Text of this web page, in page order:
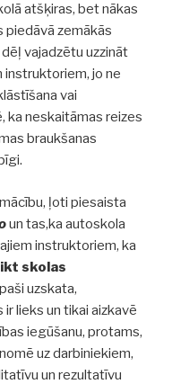
atšķiras, bet nākas
piedāvā zemākās
vajadzētu uzzināt
instruktoriem, jo ne
vai
ka neskaitāmas reizes
braukšanas
ļoti piesaista
un tas,ka autoskola
instruktoriem, ka
skolas
uzskata,
lieks un tikai aizkavē
iegūšanu, protams,
uz darbiniekiem,
un rezultatīvu